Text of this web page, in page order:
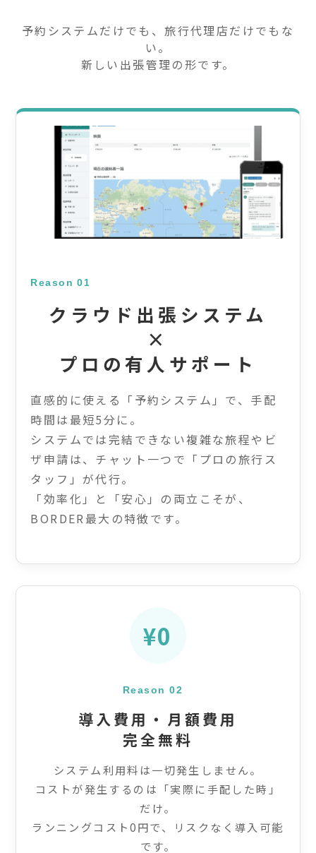
予約システムだけでも、旅行代理店だけでもな
い。
新しい出張管理の形です。
Reason 01
クラウド出張システム
×
プロの有人サポート
直感的に使える「予約システム」で、手配
時間は最短5分に。
システムでは完結できない複雑な旅程やビ
ザ申請は、チャット一つで「プロの旅行ス
タッフ」が代行。
「効率化」と「安心」の両立 こそが、
BORDER最大の特徴です。
¥0
Reason 02
導入費用・月額費用
完全無料
システム利用料は一切発生しません。
コストが発生するのは「実際に手配した時」
だけ。
ランニングコスト0円で、リスクなく導入可能
です。